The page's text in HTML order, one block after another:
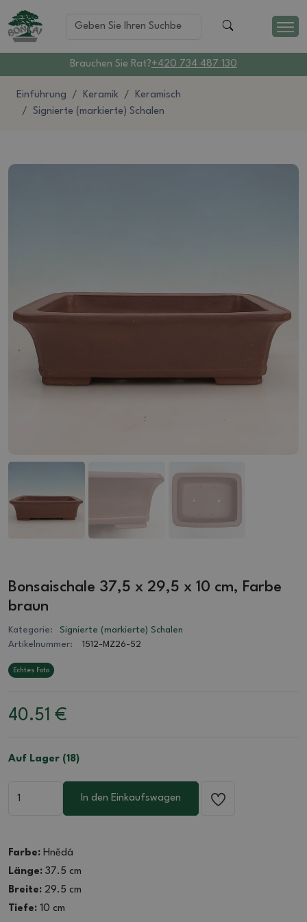
Brauchen Sie Rat?+420 734 487 130
Einführung Keramik
Keramisch
Signierte (markierte) Schalen
Bonsaischale 37,5 x 29,5 x 10 cm, Farbe
braun
Kategorie:
Signierte (markierte) Schalen
Artikelnummer:
1512-MZ26-52
Echtes Foto
40.51 €
Auf Lager (18)
In den Einkaufswagen
Farbe: Hnědá
Länge: 37.5 cm
Breite: 29.5 cm
Tiefe: 10 cm